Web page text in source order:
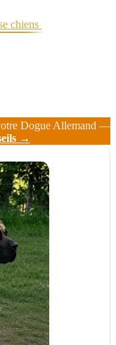
chiens
Dogue Allemand —
→